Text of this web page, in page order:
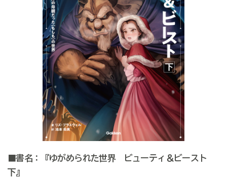
■書名：『ゆがめられた世界 ビューティ＆ビースト
下』